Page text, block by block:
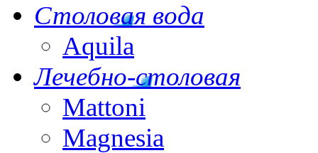
Столовая вода
Aquila
Лечебно-столовая
Mattoni
Magnesia